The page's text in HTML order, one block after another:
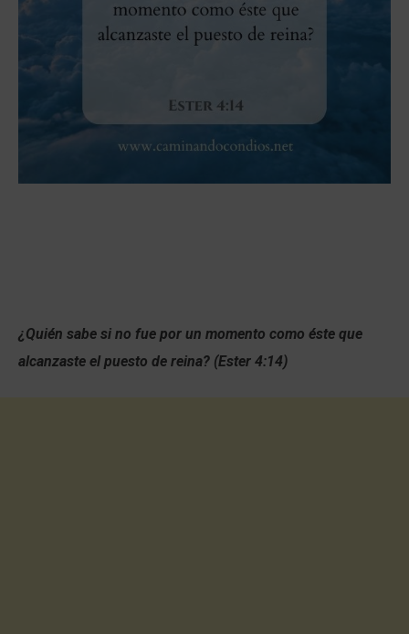
¿Quién sabe si no fue por un momento como éste que
alcanzaste el puesto de reina? (Ester 4:14)